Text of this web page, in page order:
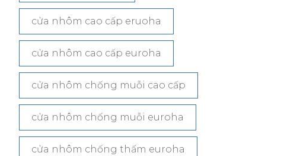
cửa nhôm cao cấp eruoha
cửa nhôm cao cấp euroha
cửa nhôm chống muỗi cao cấp
cửa nhôm chống muỗi euroha
cửa nhôm chống thấm euroha